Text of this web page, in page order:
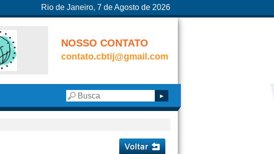
Rio de Janeiro, 7 de Agosto de 2026
NOSSO CONTATO
contato.cbtij@gmail.com